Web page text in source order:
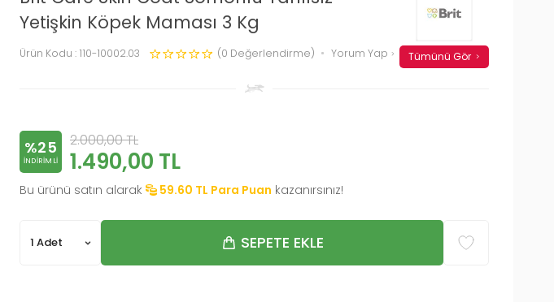
Yetişkin Köpek Maması 3 Kg
Ürün Kodu : 110-10002.03 (0 Değerlendirme) Yorum Yap Tümünü Gör
%25
INDIRIMLI
2.000,00TL
1.490,00 TL
Bu ürünü satın alarak 59.60 TL Para Puan kazanırsınız!
SEPETE EKLE